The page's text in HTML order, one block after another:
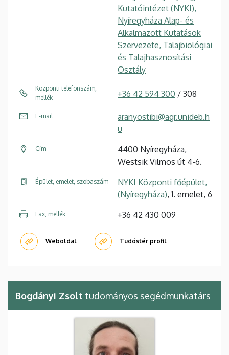
Kutatóintézet (NYKI),
Nyíregyháza Alap- és
Alkalmazott Kutatások
Szervezete, Talajbiológiai
és Talajhasznosítási
Osztály
Központi telefonszám,
mellék
+36 42 594 300 / 308
E-mail
aranyostibi@agr.unideb.h
u
Cím
4400 Nyíregyháza,
Westsik Vilmos út 4-6.
Épület, emelet, szobaszám
NYKI Központi főépület,
(Nyíregyháza), 1. emelet, 6
Fax, mellék +36 42 430 009
Weboldal Tudóstér profil
Bogdányi Zsolt tudományos segédmunkatárs